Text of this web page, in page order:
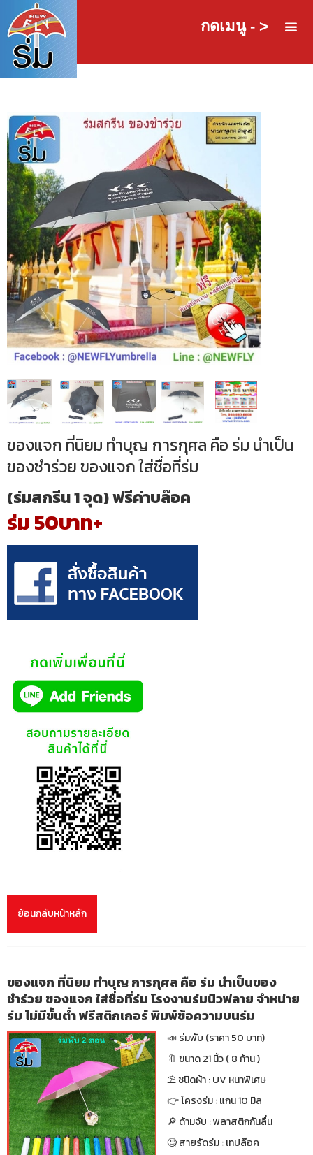
กดเมนู - >
ของแจก ที่นิยม ทำบุญ การกุศล คือ ร่ม นำเป็น
ของชำร่วย ของแจก ใส่ชื่อที่ร่ม
(ร่มสกรีน 1 จุด) ฟรีค่าบล๊อค
ร่ม 50บาท+
ย้อนกลับหน้าหลัก
ของแจก ที่นิยม ทำบุญ การกุศล คือ ร่ม นำเป็นของ
ชำร่วย ของแจก ใส่ชื่อที่ร่ม โรงงานร่มนิวฟลาย จำหน่าย
ร่ม ไม่มีขั้นต่ำ ฟรีสติกเกอร์ พิมพ์ข้อความบนร่ม
📣 ร่มพับ (ราคา 50 บาท)
🔖 ขนาด 21 นิ้ว ( 8 ก้าน )
⛱ ชนิดผ้า : UV หนาพิเศษ
👉 โครงร่ม : แกน 10 มิล
🔎 ด้ามจับ : พลาสติกกันลื่น
🧐 สายรัดร่ม : เทปล๊อค